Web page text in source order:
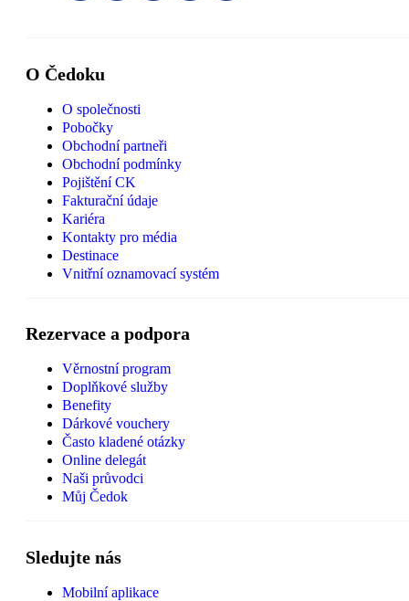
O Čedoku
O společnosti
Pobočky
Obchodní partneři
Obchodní podmínky
Pojištění CK
Fakturační údaje
Kariéra
Kontakty pro média
Destinace
Vnitřní oznamovací systém
Rezervace a podpora
Věrnostní program
Doplňkové služby
Benefity
Dárkové vouchery
Často kladené otázky
Online delegát
Naši průvodci
Můj Čedok
Sledujte nás
Mobilní aplikace